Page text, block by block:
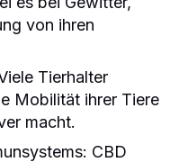
von ihren
Tierhalter
Mobilität ihrer Tiere
macht.
CBD